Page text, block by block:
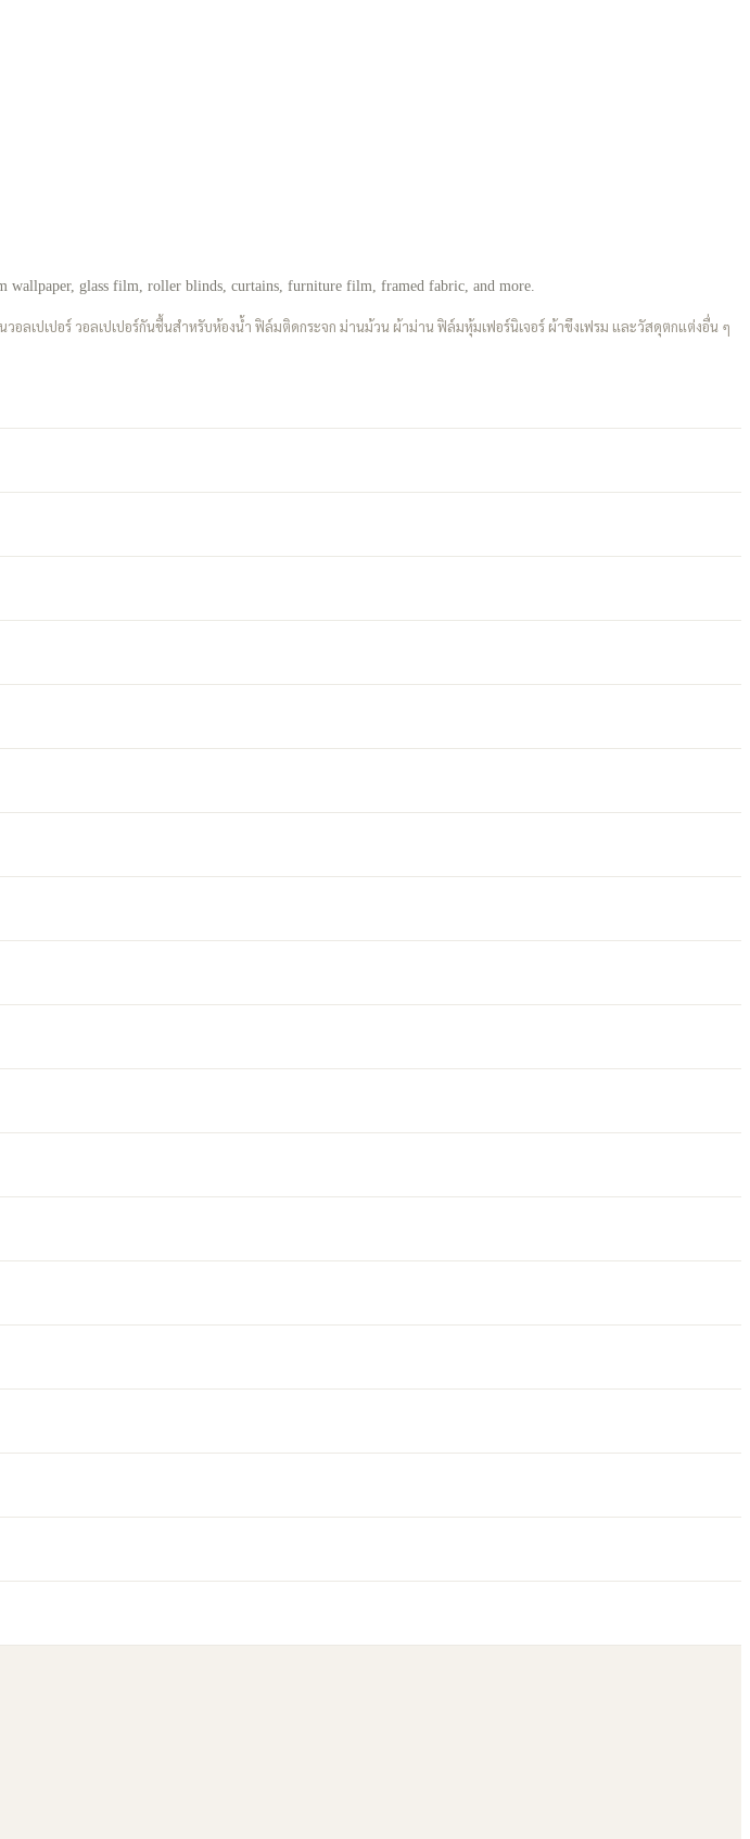
wallpaper, glass film, roller blinds, curtains, furniture film, framed fabric, and more.
ปเปอร์ วอลเปเปอร์กันชื้นสำหรับห้องน้ำ ฟิล์มติดกระจก ม่านม้วน ผ้าม่าน ฟิล์มหุ้มเฟอร์นิเจอร์ ผ้าขึงเฟรม และวัสดุตกแต่งอื่น ๆ